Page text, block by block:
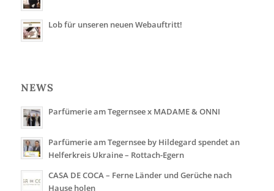
Lob für unseren neuen Webauftritt!
NEWS
Parfümerie am Tegernsee x MADAME & ONNI
Parfümerie am Tegernsee by Hildegard spendet an
Helferkreis Ukraine – Rottach-Egern
CASA DE COCA – Ferne Länder und Gerüche nach
Hause holen